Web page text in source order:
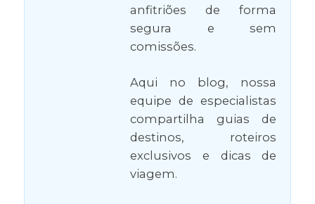
anfitriões de forma
segura e sem
comissões.
Aqui no blog, nossa
equipe de especialistas
compartilha guias de
destinos, roteiros
exclusivos e dicas de
viagem.